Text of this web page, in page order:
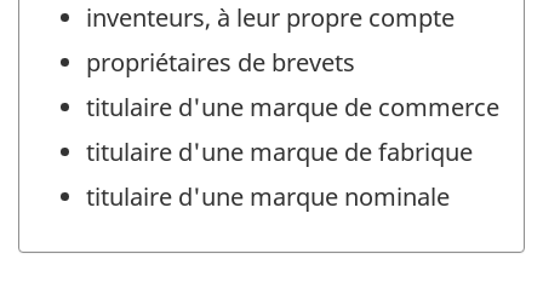
inventeurs, à leur propre compte
propriétaires de brevets
titulaire d'une marque de commerce
titulaire d'une marque de fabrique
titulaire d'une marque nominale